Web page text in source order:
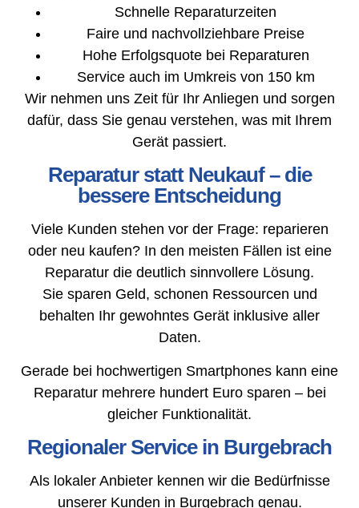
Schnelle Reparaturzeiten
Faire und nachvollziehbare Preise
Hohe Erfolgsquote bei Reparaturen
Service auch im Umkreis von 150 km
Wir nehmen uns Zeit für Ihr Anliegen und sorgen
dafür, dass Sie genau verstehen, was mit Ihrem
Gerät passiert.
Reparatur statt Neukauf – die
bessere Entscheidung
Viele Kunden stehen vor der Frage: reparieren
oder neu kaufen? In den meisten Fällen ist eine
Reparatur die deutlich sinnvollere Lösung.
Sie sparen Geld, schonen Ressourcen und
behalten Ihr gewohntes Gerät inklusive aller
Daten.
Gerade bei hochwertigen Smartphones kann eine
Reparatur mehrere hundert Euro sparen – bei
gleicher Funktionalität.
Regionaler Service in Burgebrach
Als lokaler Anbieter kennen wir die Bedürfnisse
unserer Kunden in Burgebrach genau.